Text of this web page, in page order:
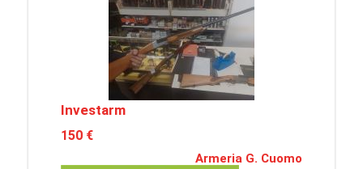
Investarm
150 €
Armeria G. Cuomo